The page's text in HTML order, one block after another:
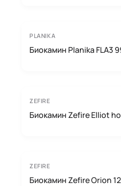
PLANIKA
Биокамин Planika FLA3
ZEFIRE
Биокамин Zefire Elliot
ZEFIRE
Биокамин Zefire Orion